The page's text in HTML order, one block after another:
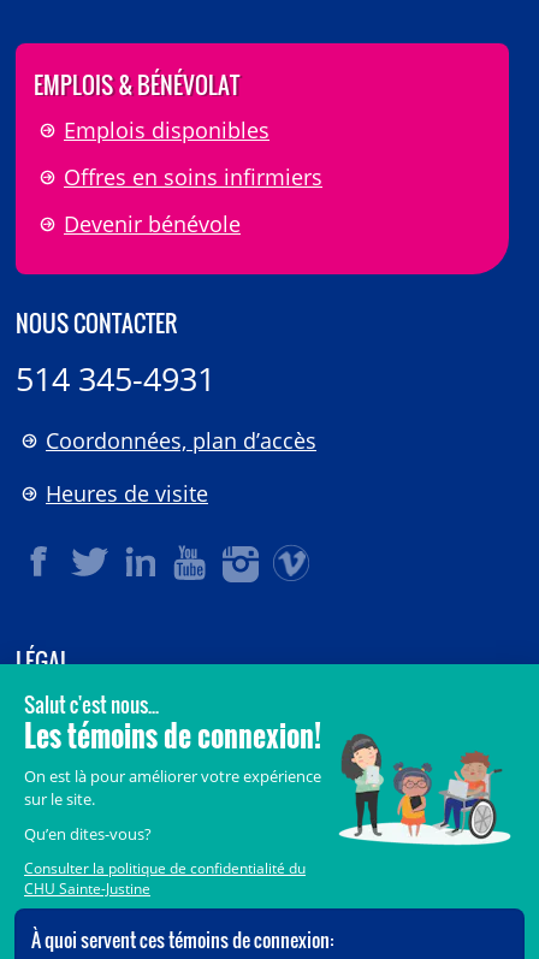
EMPLOIS & BÉNÉVOLAT
Emplois disponibles
Offres en soins infirmiers
Devenir bénévole
NOUS CONTACTER
514 345-4931
Coordonnées, plan d’accès
Heures de visite
LÉGAL
© 2006-2026CHU Sainte-Justine.
Tous droits réservés.
Crédits
Accès aux documents des organismes publics